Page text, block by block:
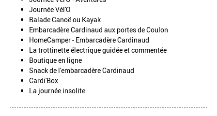
Journée Vél'O
Balade Canoë ou Kayak
Embarcadère Cardinaud aux portes de Coulon
HomeCamper - Embarcadère Cardinaud
La trottinette électrique guidée et commentée
Boutique en ligne
Snack de l'embarcadère Cardinaud
Cardi'Box
La journée insolite